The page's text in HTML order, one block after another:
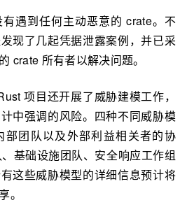
遇到任何主动恶意的 crate。不
现了几起凭据泄露案例，并已采
crate 所有者以解决问题。
项目还开展了威胁建模工作，
中强调的风险。四种不同威胁模
部团队以及外部利益相关者的协
基础设施团队、安全响应工作组
这些威胁模型的详细信息预计将
。